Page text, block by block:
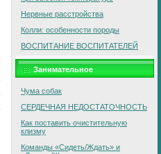
Нервные расстройства
Колли: особенности породы
ВОСПИТАНИЕ ВОСПИТАТЕЛЕЙ
Занимательное
Чума собак
СЕРДЕЧНАЯ НЕДОСТАТОЧНОСТЬ
Как поставить очистительную
клизму
Команды «Сидеть/Ждать» и